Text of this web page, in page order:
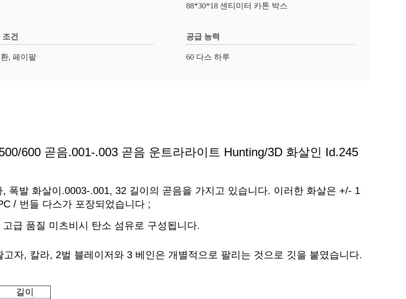
88*30*18 센티미터 카톤 박스
조건
, 페이팔
공급 능력
60 다스 하루
600 곧음.001-.003 곧음 운트라라이트 Hunting/3D 화살인 Id.245
폭발 화살이.0003-.001, 32 길이의 곧음을 가지고 있습니다. 이러한 화살은 +/- 1
/ 번들 다스가 포장되었습니다 ;
급 품질 미츠비시 탄소 섬유로 구성됩니다.
자, 칼라, 2벌 블레이저와 3 베인은 개별적으로 팔리는 것으로 깃을 붙였습니다.
길이